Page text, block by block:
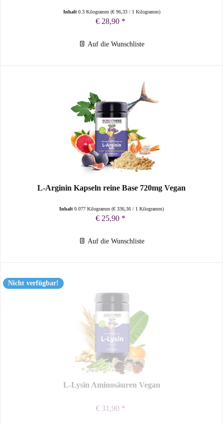
Inhalt 0.3 Kilogramm (€ 96,33/ 1 Kilogramm)
€ 28,90 *
Auf die Wunschliste
L-Arginin Kapseln reine Base 720mg Vegan
Inhalt0.077 Kilogramm(€ 336,36 / 1 Kilogramm)
€ 25,90 *
Auf die Wunschliste
Nicht verfügbar!
L-Lysin Aminosäuren Vegan
€ 31,90 *